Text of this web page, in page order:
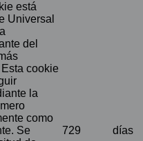
está
Universal
del
cookie
la
como
Se
729 días